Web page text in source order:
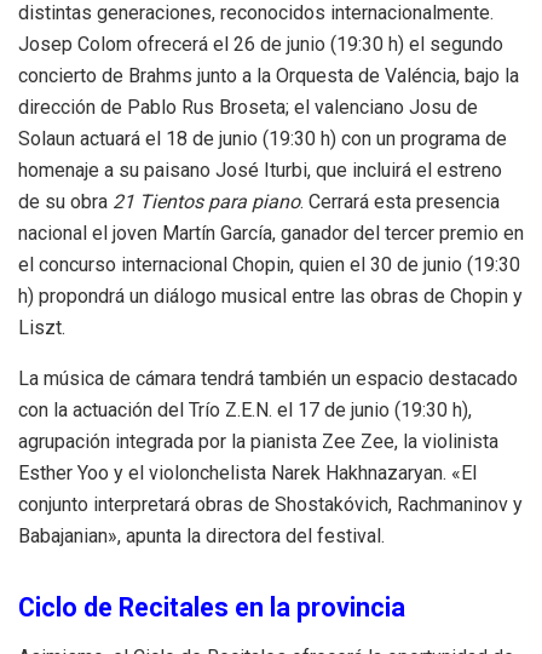
distintas generaciones, reconocidos internacionalmente.
Josep Colom ofrecerá el 26 de junio (19:30 h) el segundo
concierto de Brahms junto a la Orquesta de Valéncia, bajo la
dirección de Pablo Rus Broseta; el valenciano Josu de
Solaun actuará el 18 de junio (19:30 h) con un programa de
homenaje a su paisano José Iturbi, que incluirá el estreno
de su obra 21 Tientos para piano. Cerrará esta presencia
nacional el joven Martín García, ganador del tercer premio en
el concurso internacional Chopin, quien el 30 de junio (19:30
h) propondrá un diálogo musical entre las obras de Chopin y
Liszt.
La música de cámara tendrá también un espacio destacado
con la actuación del Trío Z.E.N. el 17 de junio (19:30 h),
agrupación integrada por la pianista Zee Zee, la violinista
Esther Yoo y el violonchelista Narek Hakhnazaryan. «El
conjunto interpretará obras de Shostakóvich, Rachmaninov y
Babajanian», apunta la directora del festival.
Ciclo de Recitales en la provincia